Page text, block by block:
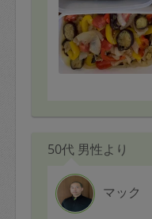
50代 男性より
マック